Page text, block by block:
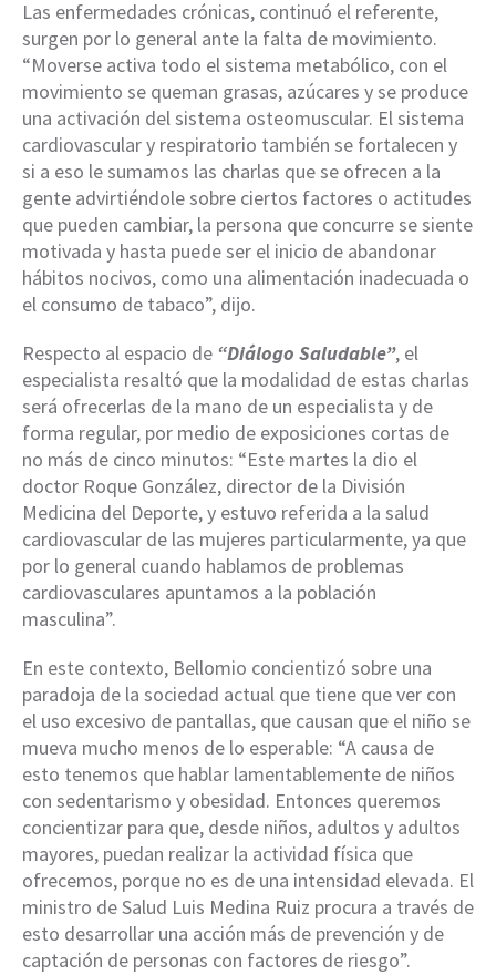
Las enfermedades crónicas, continuó el referente,
surgen por lo general ante la falta de movimiento.
“Moverse activa todo el sistema metabólico, con el
movimiento se queman grasas, azúcares y se produce
una activación del sistema osteomuscular. El sistema
cardiovascular y respiratorio también se fortalecen y
si a eso le sumamos las charlas que se ofrecen a la
gente advirtiéndole sobre ciertos factores o actitudes
que pueden cambiar, la persona que concurre se siente
motivada y hasta puede ser el inicio de abandonar
hábitos nocivos, como una alimentación inadecuada o
el consumo de tabaco”, dijo.
Respecto al espacio de “Diálogo Saludable”, el
especialista resaltó que la modalidad de estas charlas
será ofrecerlas de la mano de un especialista y de
forma regular, por medio de exposiciones cortas de
no más de cinco minutos: “Este martes la dio el
doctor Roque González, director de la División
Medicina del Deporte, y estuvo referida a la salud
cardiovascular de las mujeres particularmente, ya que
por lo general cuando hablamos de problemas
cardiovasculares apuntamos a la población
masculina”.
En este contexto, Bellomio concientizó sobre una
paradoja de la sociedad actual que tiene que ver con
el uso excesivo de pantallas, que causan que el niño se
mueva mucho menos de lo esperable: “A causa de
esto tenemos que hablar lamentablemente de niños
con sedentarismo y obesidad. Entonces queremos
concientizar para que, desde niños, adultos y adultos
mayores, puedan realizar la actividad física que
ofrecemos, porque no es de una intensidad elevada. El
ministro de Salud Luis Medina Ruiz procura a través de
esto desarrollar una acción más de prevención y de
captación de personas con factores de riesgo”.